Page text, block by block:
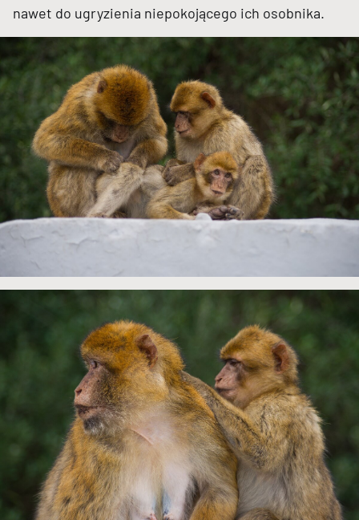
nawet do ugryzienia niepokojącego ich osobnika.